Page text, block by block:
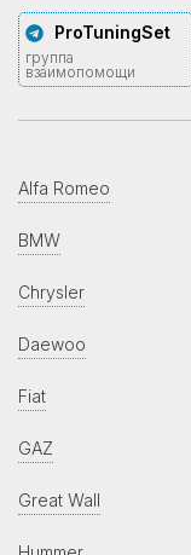
ProTuningSet
группа
взаимопомощи
Alfa Romeo
BMW
Chrysler
Daewoo
Fiat
GAZ
Great Wall